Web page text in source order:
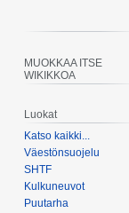
MUOKKAA ITSE
WIKIKKOA
Luokat
Katso kaikki...
Väestönsuojelu
SHTF
Kulkuneuvot
Puutarha